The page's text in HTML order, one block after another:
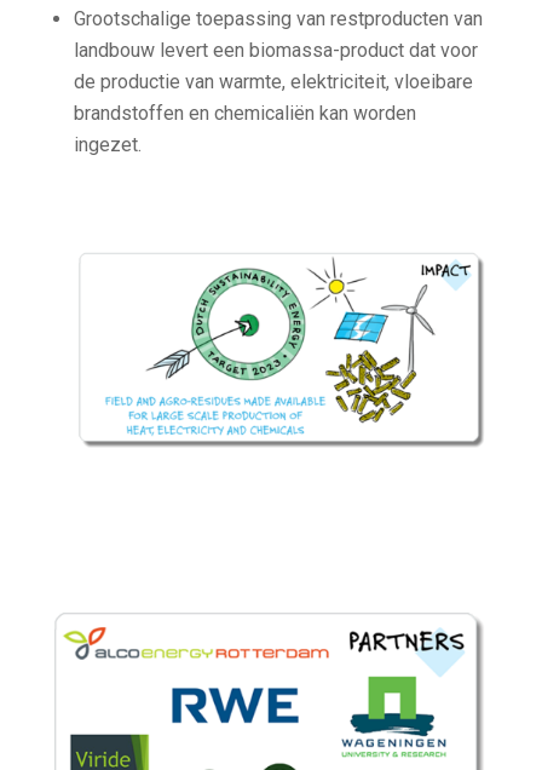
Grootschalige toepassing van restproducten van
landbouw levert een biomassa-product dat voor
de productie van warmte, elektriciteit, vloeibare
brandstoffen en chemicaliën kan worden
ingezet.